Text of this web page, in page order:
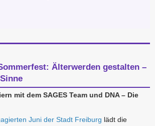
Älterwerden gestalten –
mit dem SAGES Team und DNA – Die
Juni der Stadt Freiburg lädt die